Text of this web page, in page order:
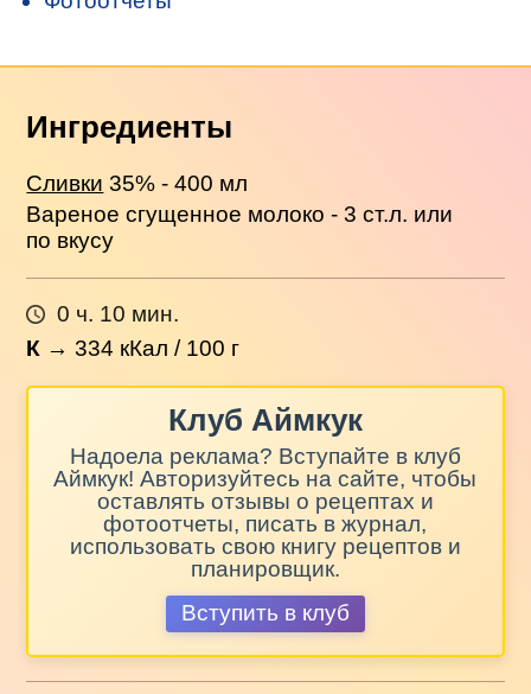
Ингредиенты
Сливки 35% - 400 мл
Вареное сгущенное молоко - 3 ст.л. или
по вкусу
0 ч. 10 мин.
К →334 кКал / 100 г
Клуб Аймкук
Надоела реклама? Вступайте в клуб
Аймкук! Авторизуйтесь на сайте, чтобы
оставлять отзывы о рецептах и
фотоотчеты, писать в журнал,
использовать свою книгу рецептов и
планировщик.
Вступить в клуб